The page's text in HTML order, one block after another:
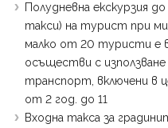
Полудневна екскурзия
такси) на турист при
малко от 20 туристи е
осъществи с
транспорт, включени в
от 2 год. до 11
Входна такса за